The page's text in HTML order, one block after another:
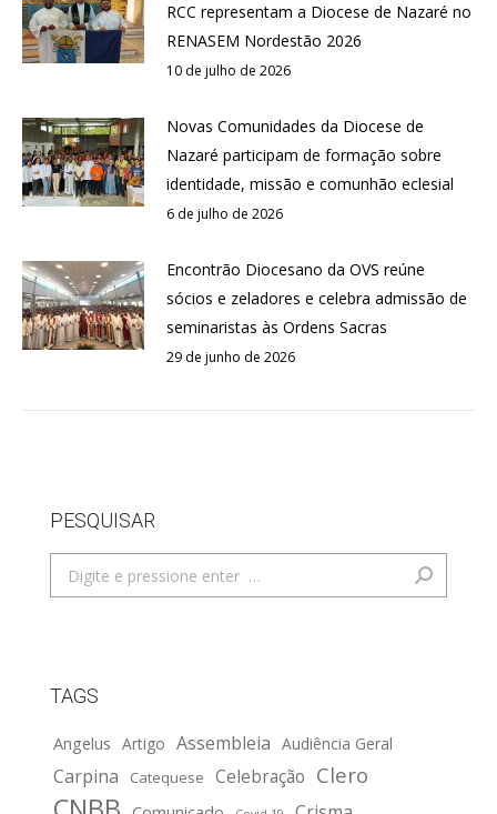
RCC representam a Diocese de Nazaré no
RENASEM Nordestão 2026
10 de julho de 2026
Novas Comunidades da Diocese de
Nazaré participam de formação sobre
identidade, missão e comunhão eclesial
6 de julho de 2026
Encontrão Diocesano da OVS reúne
sócios e zeladores e celebra admissão de
seminaristas às Ordens Sacras
29 de junho de 2026
PESQUISAR
Search:
TAGS
Angelus Artigo Assembleia Audiência Geral
Carpina Catequese Celebração Clero